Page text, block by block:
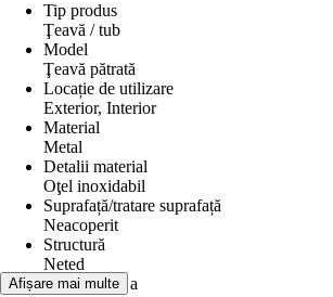
Tip produs
Ţeavă / tub
Model
Ţeavă pătrată
Locație de utilizare
Exterior, Interior
Material
Metal
Detalii material
Oţel inoxidabil
Suprafață/tratare suprafață
Neacoperit
Structură
Neted
Dimensiune a
Afișare mai multe